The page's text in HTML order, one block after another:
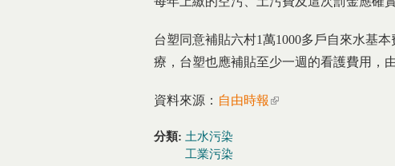
台塑同意補貼六村1萬1000多戶自來水基
療，台塑也應補貼至少一週的看護費用，
資料來源： 自由時報 (link is external)
分類: 土水污染
工業污染